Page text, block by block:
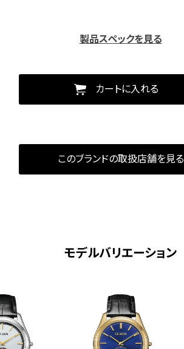
製品スペックを見る
カートに入れる
このブランドの取扱店舗を見る
モデルバリエーション